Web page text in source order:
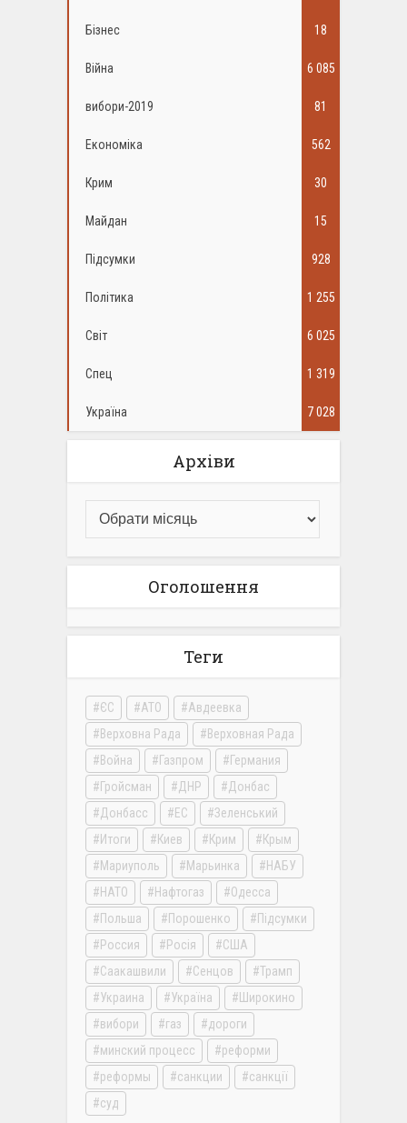
Бізнес 18
Війна 6 085
вибори-2019 81
Економіка 562
Крим 30
Майдан 15
Підсумки 928
Політика 1 255
Світ 6 025
Спец 1 319
Україна 7 028
Архіви
Оголошення
Теги
ЄС АТО
Авдеевка
Верховна Рада
Верховная Рада
Война
Газпром
Германия
Гройсман
ДНР
Донбас
Донбасс
ЕС
Зеленський
Итоги
Киев Крим
Крым
Мариуполь
Марьинка
НАБУ
НАТО
Нафтогаз
Одесса
Польша
Порошенко
Підсумки
Россия
Росія
США
Саакашвили
Сенцов
Трамп
Украина
Україна
Широкино
вибори
газ
дороги
минский процесс
реформи
реформы
санкции
санкції
суд